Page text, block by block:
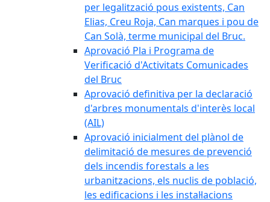
per legalització pous existents, Can
Elias, Creu Roja, Can marques i pou de
Can Solà, terme municipal del Bruc.
Aprovació Pla i Programa de
Verificació d'Activitats Comunicades
del Bruc
Aprovació definitiva per la declaració
d'arbres monumentals d'interès local
(AIL)
Aprovació inicialment del plànol de
delimitació de mesures de prevenció
dels incendis forestals a les
urbanitzacions, els nuclis de població,
les edificacions i les instal·lacions